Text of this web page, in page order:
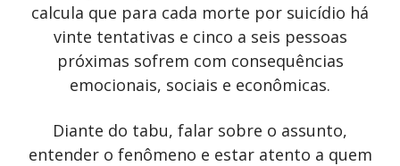
calcula que para cada morte por suicídio há
vinte tentativas e cinco a seis pessoas
próximas sofrem com consequências
emocionais, sociais e econômicas.
Diante do tabu, falar sobre o assunto,
entender o fenômeno e estar atento a quem